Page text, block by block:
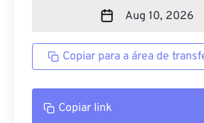
Copiar para a área de
Copiar link